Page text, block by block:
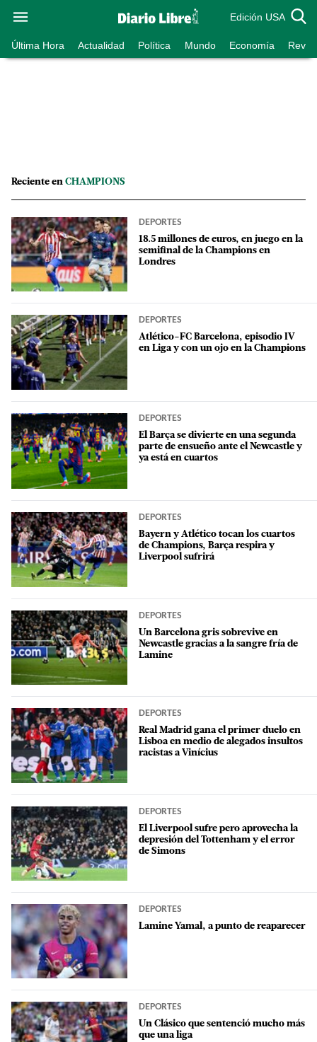
Edición USA
Última Hora Actualidad Política Mundo Economía
Reciente en CHAMPIONS
DEPORTES
18.5 millones de euros, en juego en la
semifinal de la Champions en
Londres
DEPORTES
Atlético-FC Barcelona, episodio IV
en Liga y con un ojo en la Champions
DEPORTES
El Barça se divierte en una segunda
parte de ensueño ante el Newcastle y
ya está en cuartos
DEPORTES
Bayern y Atlético tocan los cuartos
de Champions, Barça respira y
Liverpool sufrirá
DEPORTES
Un Barcelona gris sobrevive en
Newcastle gracias a la sangre fría de
Lamine
DEPORTES
Real Madrid gana el primer duelo en
Lisboa en medio de alegados insultos
racistas a Vinícius
DEPORTES
El Liverpool sufre pero aprovecha la
depresión del Tottenham y el error
de Simons
DEPORTES
Lamine Yamal, a punto de reaparecer
DEPORTES
Un Clásico que sentenció mucho más
que una liga